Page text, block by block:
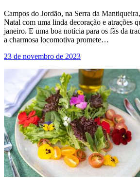
Campos do Jordão, na Serra da
Natal com uma linda decoração e atrações
janeiro. E uma boa notícia para os fãs da
a charmosa locomotiva promete…
23 de novembro de 2023